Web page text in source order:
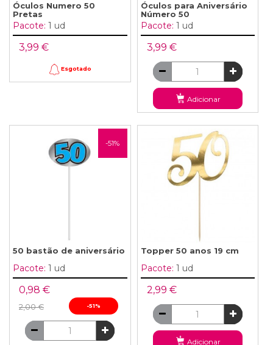
Óculos Numero 50
Pretas
Pacote: 1 ud
3,99 €
Esgotado
Óculos para Aniversário
Número 50
Pacote: 1 ud
3,99 €
Adicionar
-51%
50 bastão de aniversário
Pacote: 1 ud
0,98 €
2,00 € -51%
Topper 50 anos 19 cm
Pacote: 1 ud
2,99 €
Adicionar